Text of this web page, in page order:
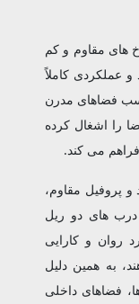
های مقاوم و کم
عملکردی کاملاً
فضاهای مدرن
را اشغال کرده
می‌ کند.
و پروفیل مقاوم،
‌های دو ریل
روان و کارایی
به همین دلیل
فضاهای داخلی